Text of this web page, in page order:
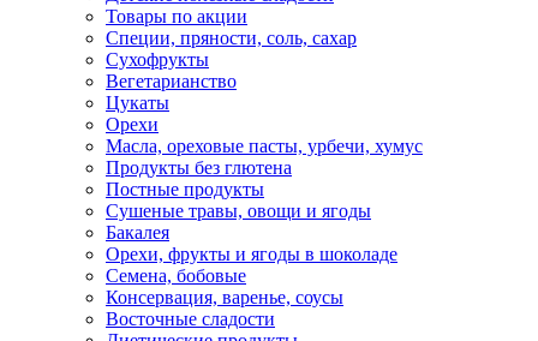
Товары по акции
Специи, пряности, соль, сахар
Сухофрукты
Вегетарианство
Цукаты
Орехи
Масла, ореховые пасты, урбечи, хумус
Продукты без глютена
Постные продукты
Сушеные травы, овощи и ягоды
Бакалея
Орехи, фрукты и ягоды в шоколаде
Семена, бобовые
Консервация, варенье, соусы
Восточные сладости